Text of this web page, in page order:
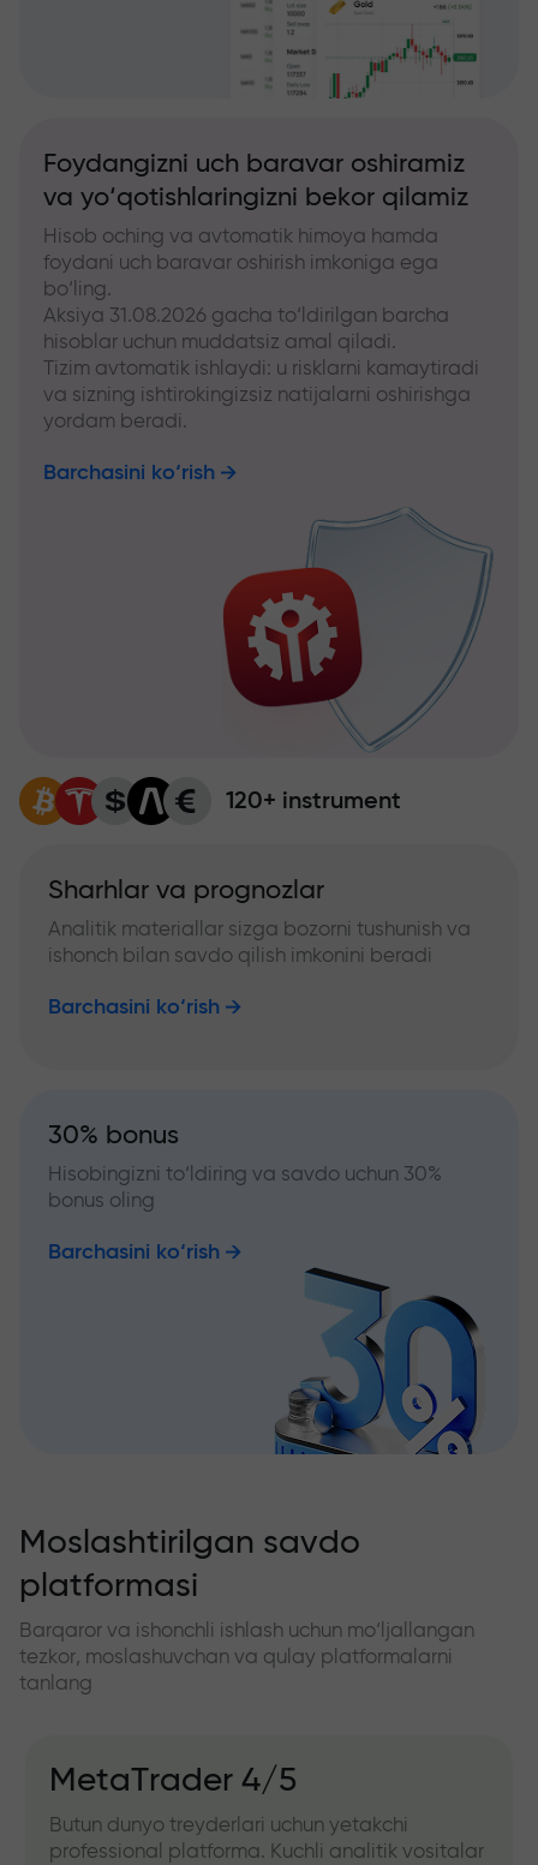
Foydangizni uch baravar oshiramiz
va yo‘qotishlaringizni bekor qilamiz
Hisob oching va avtomatik himoya hamda
foydani uch baravar oshirish imkoniga ega
bo‘ling.
Aksiya 31.08.2026 gacha to‘ldirilgan barcha
hisoblar uchun muddatsiz amal qiladi.
Tizim avtomatik ishlaydi: u risklarni kamaytiradi
va sizning ishtirokingizsiz natijalarni oshirishga
yordam beradi.
Barchasini ko‘rish
120+ instrument
Sharhlar va prognozlar
Analitik materiallar sizga bozorni tushunish va
ishonch bilan savdo qilish imkonini beradi
Barchasini ko‘rish
30% bonus
Hisobingizni to‘ldiring va savdo uchun 30%
bonus oling
Barchasini ko‘rish
Moslashtirilgan savdo
platformasi
Barqaror va ishonchli ishlash uchun mo‘ljallangan
tezkor, moslashuvchan va qulay platformalarni
tanlang
MetaTrader 4/5
Butun dunyo treyderlari uchun yetakchi
professional platforma. Kuchli analitik vositalar